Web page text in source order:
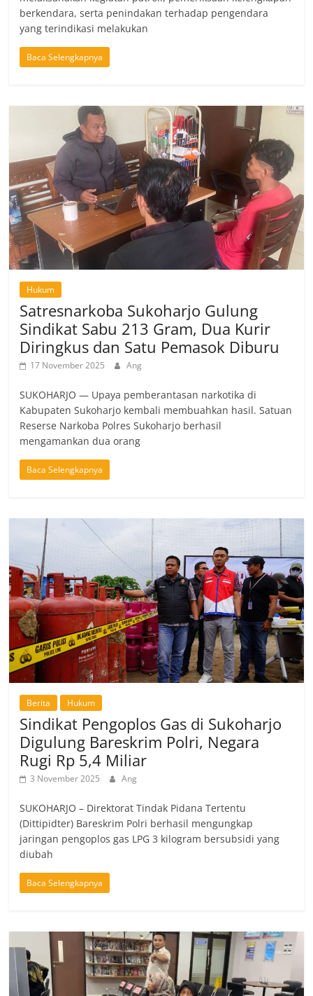
berkendara, serta penindakan terhadap pengendara
yang terindikasi melakukan
Baca Selengkapnya
Hukum
Satresnarkoba Sukoharjo Gulung
Sindikat Sabu 213 Gram, Dua Kurir
Diringkus dan Satu Pemasok Diburu
17 November 2025 Ang
SUKOHARJO — Upaya pemberantasan narkotika di
Kabupaten Sukoharjo kembali membuahkan hasil. Satuan
Reserse Narkoba Polres Sukoharjo berhasil
mengamankan dua orang
Baca Selengkapnya
Berita Hukum
Sindikat Pengoplos Gas di Sukoharjo
Digulung Bareskrim Polri, Negara
Rugi Rp 5,4 Miliar
3 November 2025 Ang
SUKOHARJO – Direktorat Tindak Pidana Tertentu
(Dittipidter) Bareskrim Polri berhasil mengungkap
jaringan pengoplos gas LPG 3 kilogram bersubsidi yang
diubah
Baca Selengkapnya